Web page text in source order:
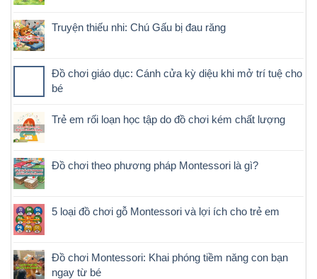
Truyện thiếu nhi: Chú Gấu bị đau răng
Đồ chơi giáo dục: Cánh cửa kỳ diệu khi mở trí tuệ cho
bé
Trẻ em rối loạn học tập do đồ chơi kém chất lượng
Đồ chơi theo phương pháp Montessori là gì?
5 loại đồ chơi gỗ Montessori và lợi ích cho trẻ em
Đồ chơi Montessori: Khai phóng tiềm năng con bạn
ngay từ bé